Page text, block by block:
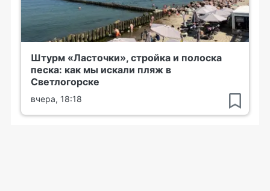
Штурм «Ласточки», стройка и полоска
песка: как мы искали пляж в
Светлогорске
вчера, 18:18